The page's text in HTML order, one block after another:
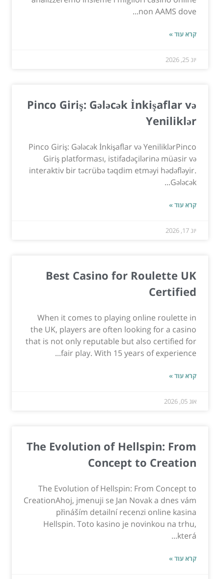
non AAMS dove...
קרא עוד »
יונ 25, 2026
Pinco Giriş: Gələcək İnkişaflar və
Yeniliklər
Pinco Giriş: Gələcək İnkişaflar və YeniliklərPinco
Giriş platforması, istifadəçilərinə müasir və
interaktiv bir təcrübə təqdim etməyi hədəfləyir.
Gələcək...
קרא עוד »
יונ 17, 2026
Best Casino for Roulette UK
Certified
When it comes to playing online roulette in
the UK, players are often looking for a casino
that is not only reputable but also certified for
fair play. With 15 years of experience...
קרא עוד »
אוג 05, 2026
The Evolution of Hellspin: From
Concept to Creation
The Evolution of Hellspin: From Concept to
CreationAhoj, jmenuji se Jan Novak a dnes vám
přináším detailní recenzi online kasina
Hellspin. Toto kasino je novinkou na trhu,
která...
קרא עוד »